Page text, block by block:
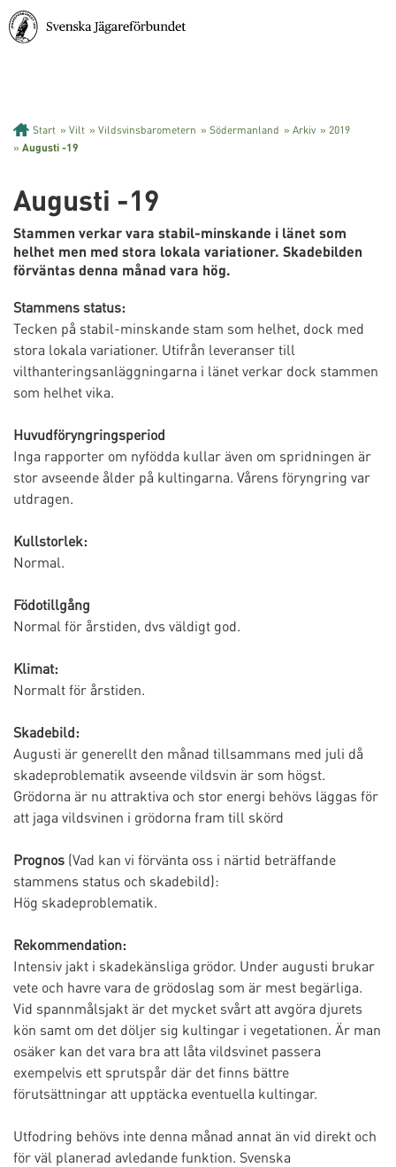
Start » Vilt » Vildsvinsbarometern » Södermanland » Arkiv » 2019
» Augusti -19
Augusti -19
Stammen verkar vara stabil-minskande i länet som
helhet men med stora lokala variationer. Skadebilden
förväntas denna månad vara hög.
Stammens status:
Tecken på stabil-minskande stam som helhet, dock med
stora lokala variationer. Utifrån leveranser till
vilthanteringsanläggningarna i länet verkar dock stammen
som helhet vika.
Huvudföryngringsperiod
Inga rapporter om nyfödda kullar även om spridningen är
stor avseende ålder på kultingarna. Vårens föryngring var
utdragen.
Kullstorlek:
Normal.
Födotillgång
Normal för årstiden, dvs väldigt god.
Klimat:
Normalt för årstiden.
Skadebild:
Augusti är generellt den månad tillsammans med juli då
skadeproblematik avseende vildsvin är som högst.
Grödorna är nu attraktiva och stor energi behövs läggas för
att jaga vildsvinen i grödorna fram till skörd
Prognos (Vad kan vi förvänta oss i närtid beträffande
stammens status och skadebild):
Hög skadeproblematik.
Rekommendation:
Intensiv jakt i skadekänsliga grödor. Under augusti brukar
vete och havre vara de grödoslag som är mest begärliga.
Vid spannmålsjakt är det mycket svårt att avgöra djurets
kön samt om det döljer sig kultingar i vegetationen. Är man
osäker kan det vara bra att låta vildsvinet passera
exempelvis ett sprutspår där det finns bättre
förutsättningar att upptäcka eventuella kultingar.
Utfodring behövs inte denna månad annat än vid direkt och
för väl planerad avledande funktion. Svenska